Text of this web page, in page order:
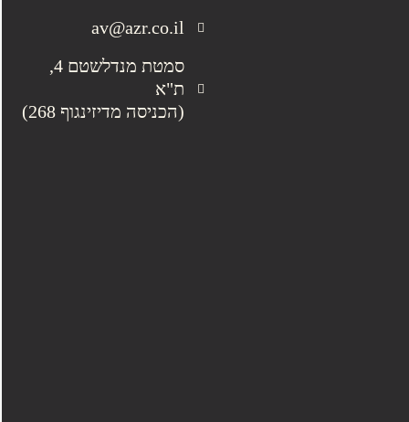
av@azr.co.il
סמטת מנדלשטם 4,
ת"א
(הכניסה מדיזינגוף 268)